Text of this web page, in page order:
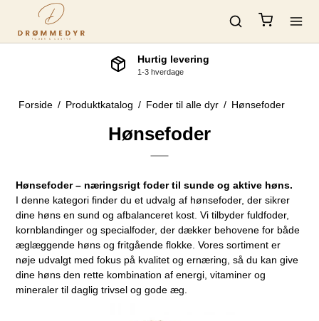
Hurtig levering
1-3 hverdage
Forside / Produktkatalog / Foder til alle dyr / Hønsefoder
Hønsefoder
Hønsefoder – næringsrigt foder til sunde og aktive høns.
I denne kategori finder du et udvalg af hønsefoder, der sikrer
dine høns en sund og afbalanceret kost. Vi tilbyder fuldfoder,
kornblandinger og specialfoder, der dækker behovene for både
æglæggende høns og fritgående flokke. Vores sortiment er
nøje udvalgt med fokus på kvalitet og ernæring, så du kan give
dine høns den rette kombination af energi, vitaminer og
mineraler til daglig trivsel og gode æg.